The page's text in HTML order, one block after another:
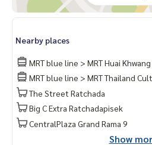
Line : @therealproperty
Wechat : TheRealP
โทร092-628-9945
Call
Nearby places
MRT blue line > MRT Huai Khwang
MRT blue line > MRT Thailand
The Street Ratchada
Big C Extra Ratchadapisek
CentralPlaza Grand Rama 9
Show